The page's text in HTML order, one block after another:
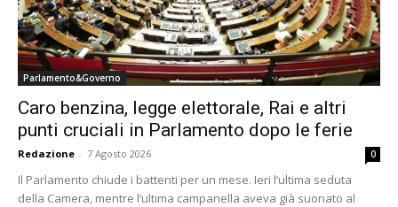
Parlamento&Governo
Caro benzina, legge elettorale, Rai e altri
punti cruciali in Parlamento dopo le ferie
Redazione - 7 Agosto 2026 0
Il Parlamento chiude i battenti per un mese. Ieri l’ultima seduta
della Camera, mentre l’ultima campanella aveva già suonato al